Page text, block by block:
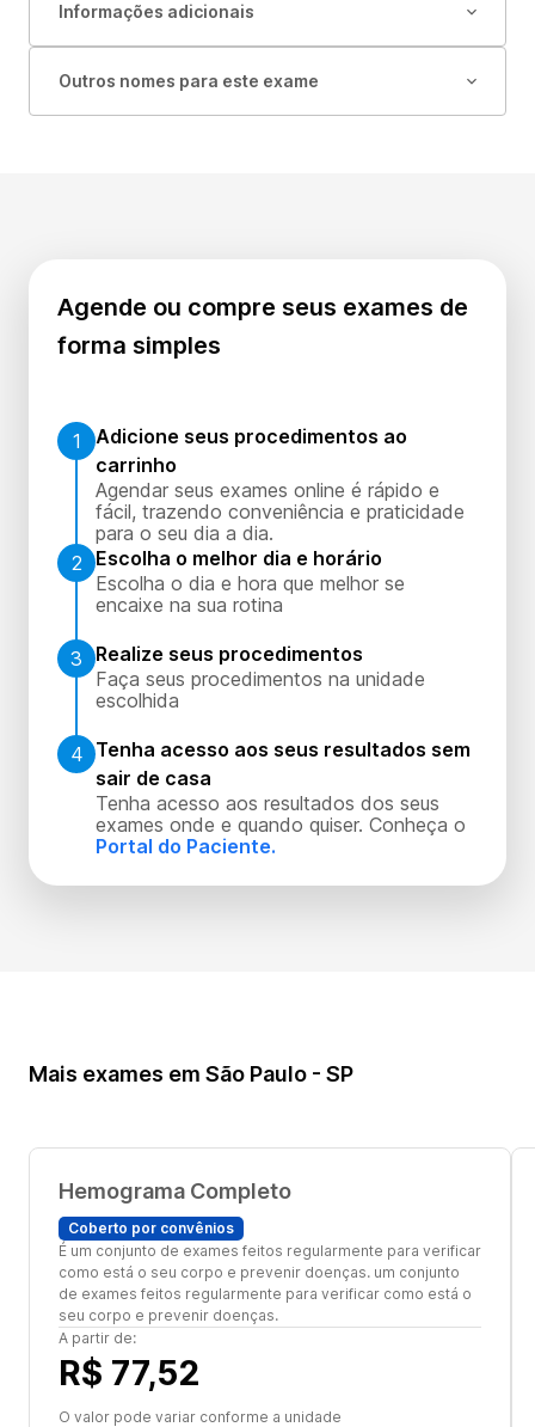
Informações adicionais
Outros nomes para este exame
Agende ou compre seus exames de
forma simples
1
Adicione seus procedimentos ao
carrinho
Agendar seus exames online é rápido e
fácil, trazendo conveniência e praticidade
para o seu dia a dia.
2
Escolha o melhor dia e horário
Escolha o dia e hora que melhor se
encaixe na sua rotina
3
Realize seus procedimentos
Faça seus procedimentos na unidade
escolhida
4 Tenha acesso aos seus resultados sem
sair de casa
Tenha acesso aos resultados dos seus
exames onde e quando quiser. Conheça o
Portal do Paciente.
Mais exames em São Paulo - SP
Hemograma Completo
Coberto por convênios
É um conjunto de exames feitos regularmente para verificar
como está o seu corpo e prevenir doenças. um conjunto
de exames feitos regularmente para verificar como está o
seu corpo e prevenir doenças.
A partir de:
R$ 77,52
O valor pode variar conforme a unidade